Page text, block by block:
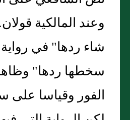
وعند المالكية
شاء ردها" في
سخطها ردها"
الفور وقياسا على